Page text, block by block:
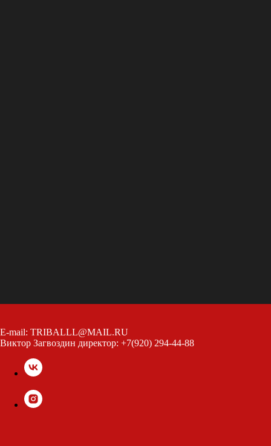
E-mail: TRIBALLL@MAIL.RU
Виктор Загвоздин директор: +7(920) 294-44-88